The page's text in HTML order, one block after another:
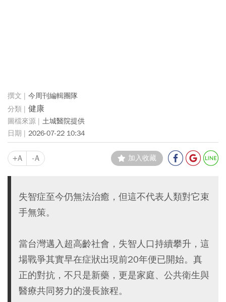
今周刊編輯團隊
健康
土城醫院提供
2026-07-22 10:34
+A -A 加入收藏
失智症至今仍無法治癒，但這不代表人類對它束
手無策。
當台灣邁入超高齡社會，失智人口持續攀升，這
場戰爭其實早在症狀出現前20年便已開始。真
正的對抗，不只是新藥，更是家庭、公共衛生與
醫療共同努力的漫長旅程。